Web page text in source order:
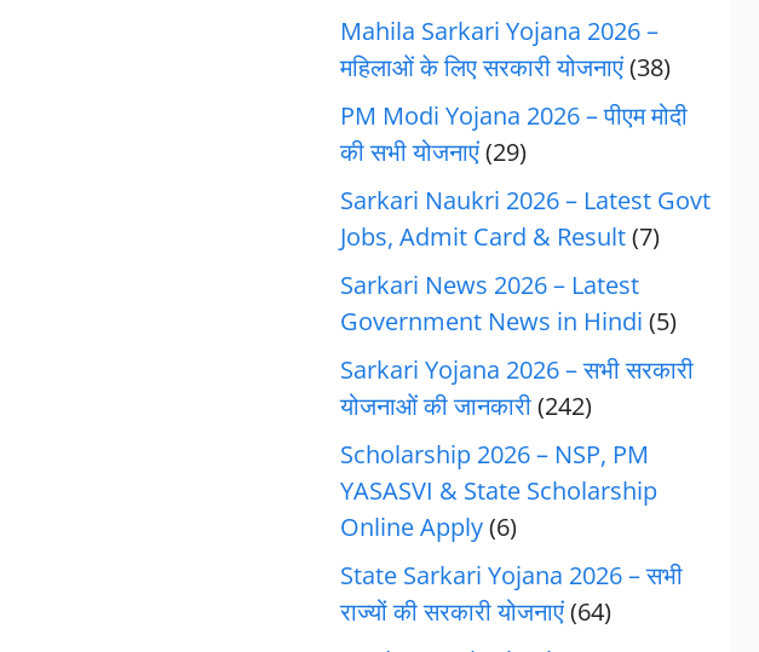
Mahila Sarkari Yojana 2026 –
महिलाओं के लिए सरकारी योजनाएं(38)
PM Modi Yojana 2026 – पीएम मोदी
की सभी योजनाएं(29)
Sarkari Naukri 2026 – Latest Govt
Jobs, Admit Card & Result(7)
Sarkari News 2026 – Latest
Government News in Hindi (5)
Sarkari Yojana 2026 – सभी सरकारी
योजनाओं की जानकारी(242)
Scholarship 2026 – NSP, PM
YASASVI & State Scholarship
Online Apply(6)
State Sarkari Yojana 2026 – सभी
राज्यों की सरकारी योजनाएं(64)